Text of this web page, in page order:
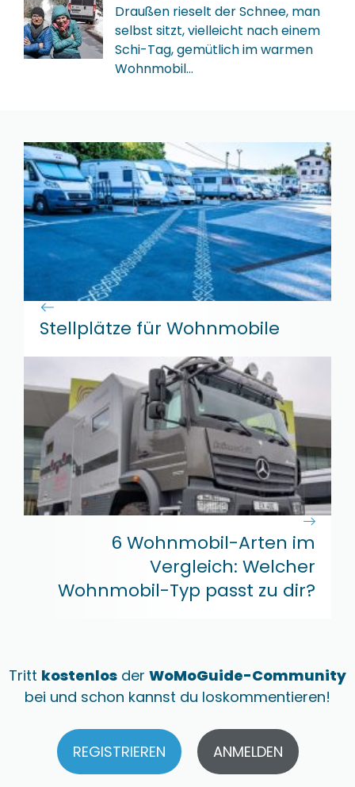
Draußen rieselt der Schnee, man
selbst sitzt, vielleicht nach einem
Schi-Tag, gemütlich im warmen
Wohnmobil…
Stellplätze für Wohnmobile
6 Wohnmobil-Arten im
Vergleich: Welcher
Wohnmobil-Typ passt zu dir?
Tritt kostenlos der WoMoGuide-Community
bei und schon kannst du loskommentieren!
REGISTRIEREN ANMELDEN